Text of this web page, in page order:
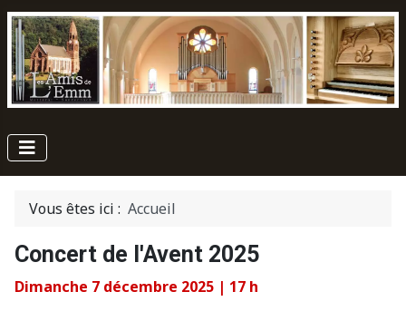
Vous êtes ici : Accueil
Concert de l'Avent 2025
Dimanche 7 décembre 2025 | 17 h